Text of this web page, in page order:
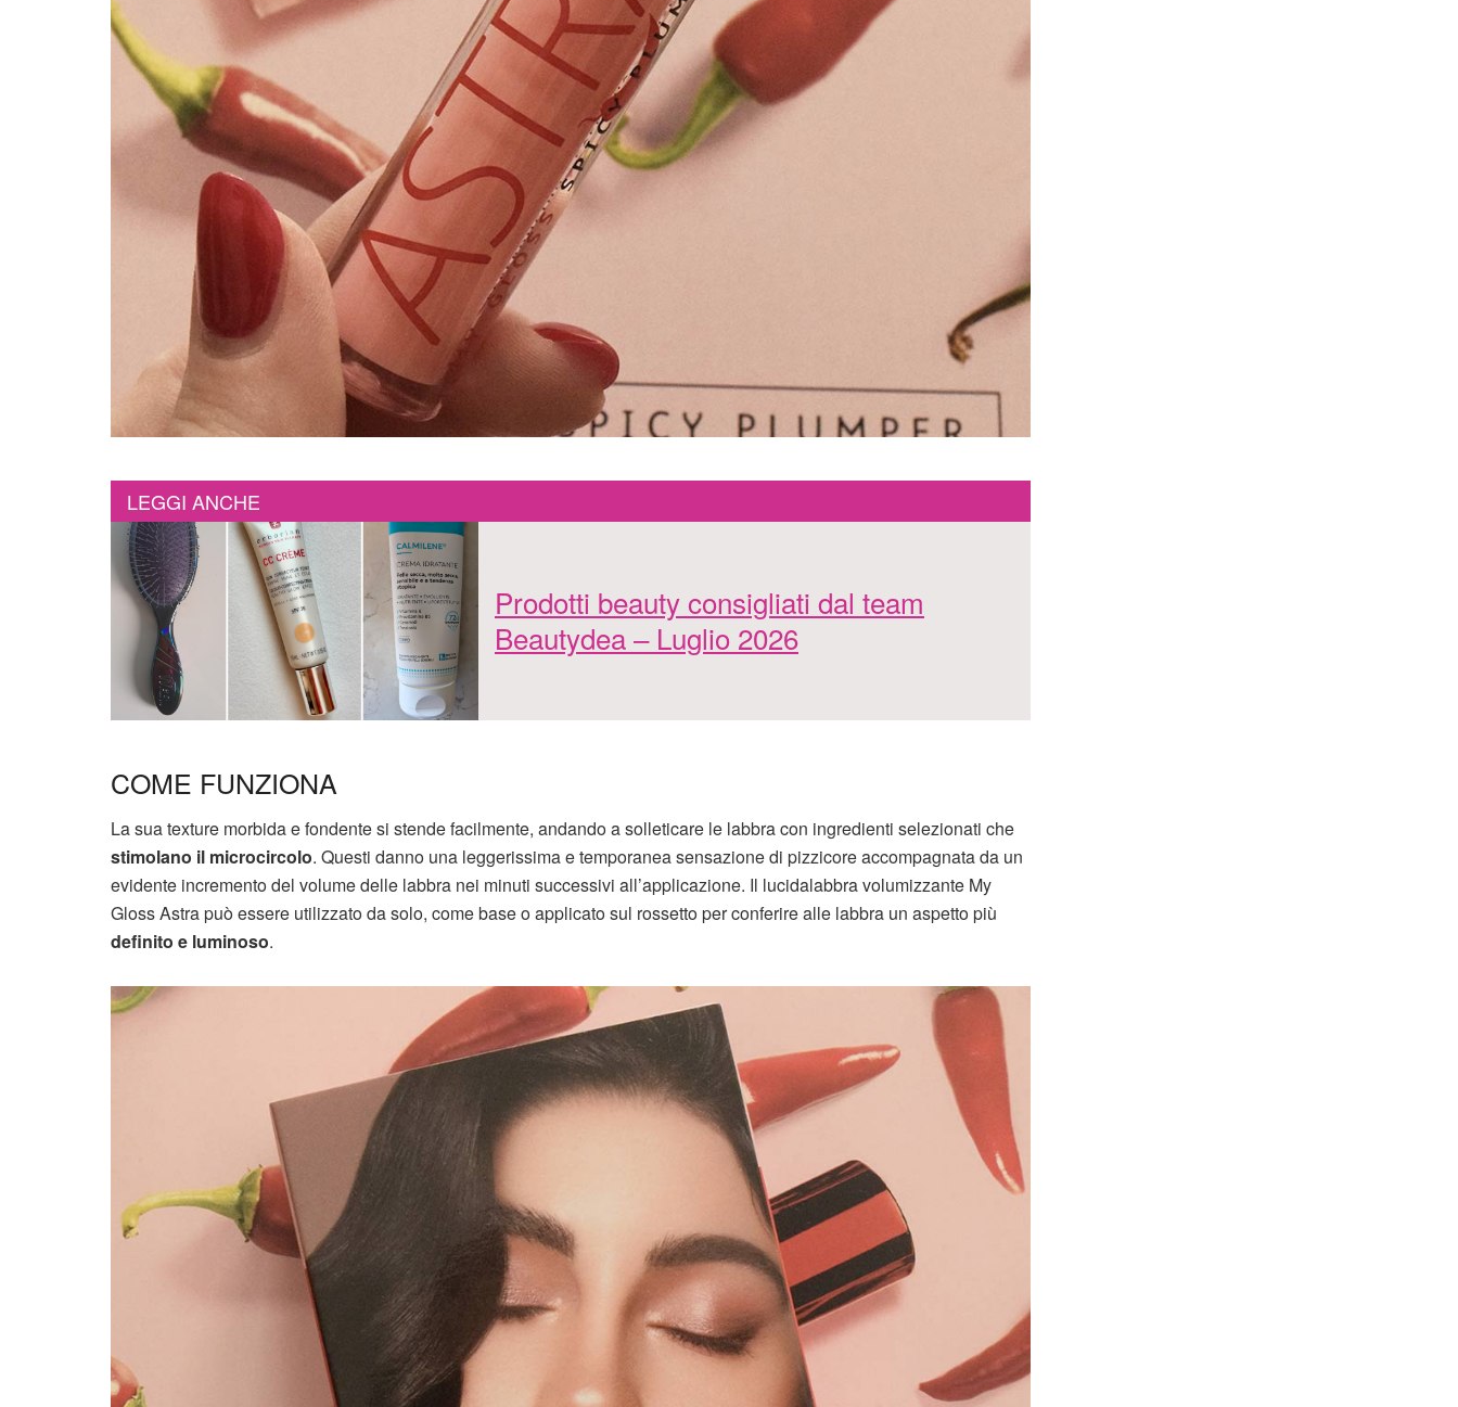
LEGGI ANCHE
Prodotti beauty consigliati dal team
Beautydea – Luglio 2026
COME FUNZIONA
La sua texture morbida e fondente si stende facilmente, andando a solleticare le labbra con ingredienti selezionati che
stimolano il microcircolo. Questi danno una leggerissima e temporanea sensazione di pizzicore accompagnata da un
evidente incremento del volume delle labbra nei minuti successivi all’applicazione. Il lucidalabbra volumizzante My
Gloss Astra può essere utilizzato da solo, come base o applicato sul rossetto per conferire alle labbra un aspetto più
definito e luminoso.